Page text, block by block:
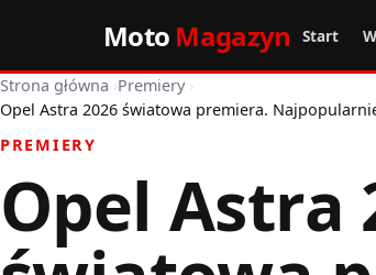
Moto Magazyn Start
Strona główna ›Premiery ›
Opel Astra 2026 światowa premiera.
PREMIERY
Opel Astra